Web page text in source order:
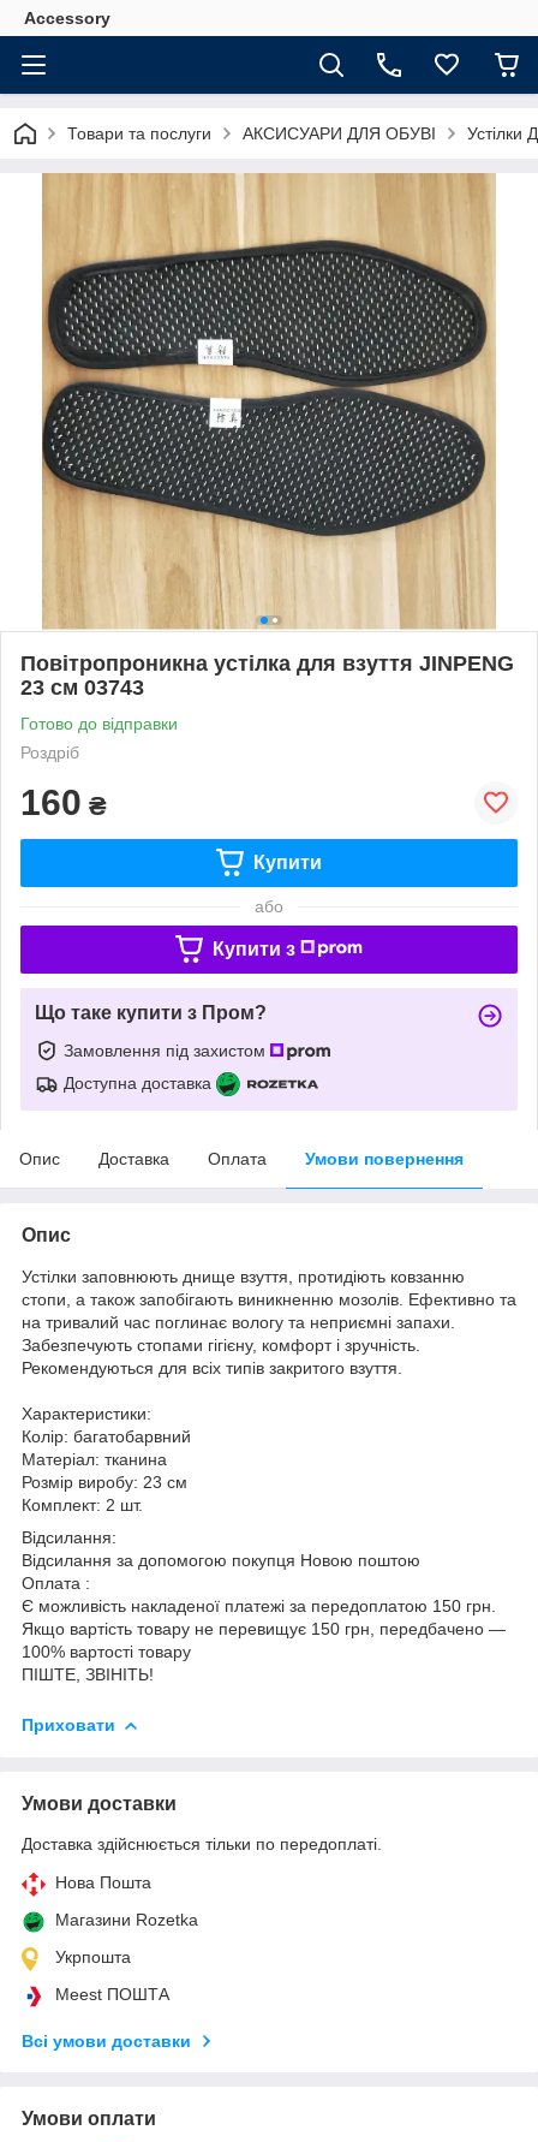
Accessory
Товари та послуги АКСИСУАРИ ДЛЯ ОБУВІ Устілки
Повітропроникна устілка для взуття JINPENG
23 см 03743
Готово до відправки
Роздріб
160 ₴
Купити
або
Купити з
Що таке купити з Пром?
Замовлення під захистом
Доступна доставка
Опис Доставка Оплата Умови повернення
Опис
Устілки заповнюють днище взуття, протидіють ковзанню
стопи, а також запобігають виникненню мозолів. Ефективно та
на тривалий час поглинає вологу та неприємні запахи.
Забезпечують стопами гігієну, комфорт і зручність.
Рекомендуються для всіх типів закритого взуття.
Характеристики:
Колір: багатобарвний
Матеріал: тканина
Розмір виробу: 23 см
Комплект: 2 шт.
Відсилання:
Відсилання за допомогою покупця Новою поштою
Оплата :
Є можливість накладеної платежі за передоплатою 150 грн.
Якщо вартість товару не перевищує 150 грн, передбачено —
100% вартості товару
ПІШТЕ, ЗВІНІТЬ!
Приховати
Умови доставки
Доставка здійснюється тільки по передоплаті.
Нова Пошта
Магазини Rozetka
Укрпошта
Meest ПОШТА
Всі умови доставки
Умови оплати